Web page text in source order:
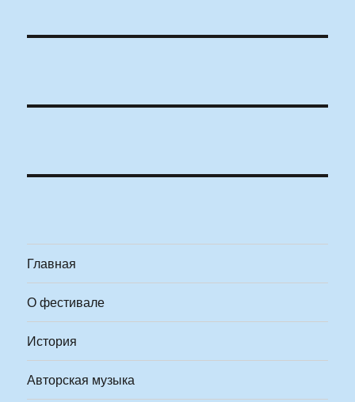
Главная
О фестивале
История
Авторская музыка